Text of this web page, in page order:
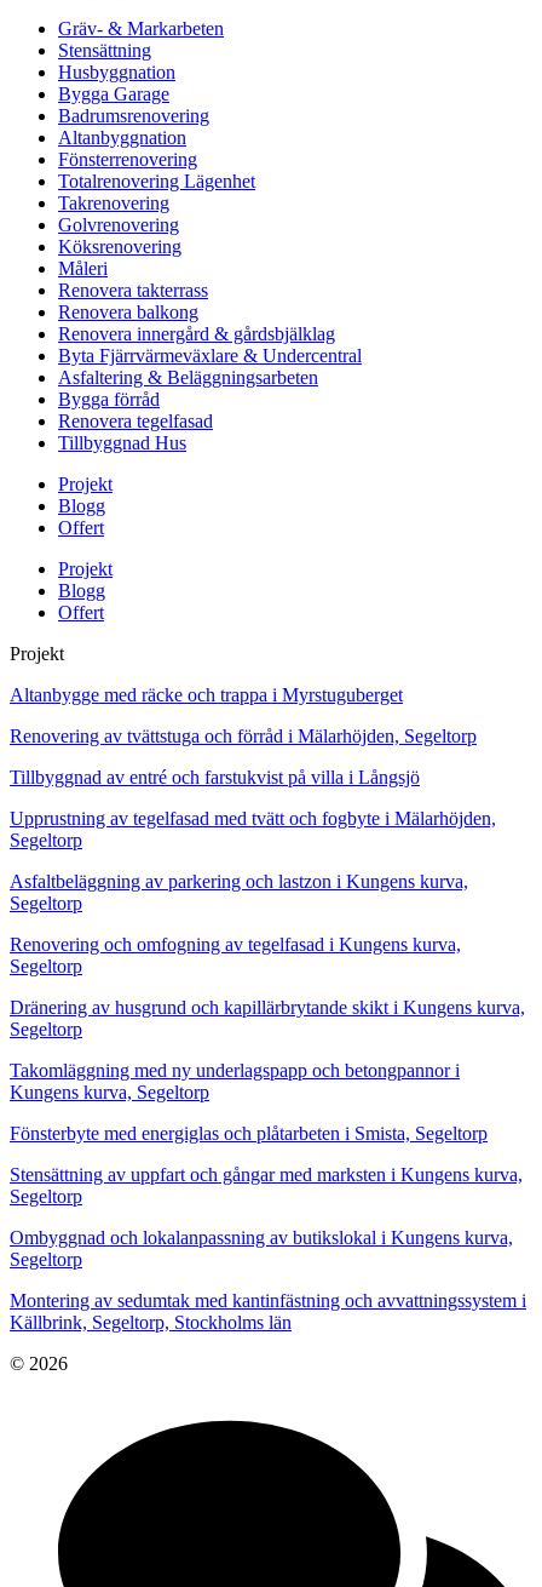
Gräv- & Markarbeten
Stensättning
Husbyggnation
Bygga Garage
Badrumsrenovering
Altanbyggnation
Fönsterrenovering
Totalrenovering Lägenhet
Takrenovering
Golvrenovering
Köksrenovering
Måleri
Renovera takterrass
Renovera balkong
Renovera innergård & gårdsbjälklag
Byta Fjärrvärmeväxlare & Undercentral
Asfaltering & Beläggningsarbeten
Bygga förråd
Renovera tegelfasad
Tillbyggnad Hus
Projekt
Blogg
Offert
Projekt
Blogg
Offert
Projekt
Altanbygge med räcke och trappa i Myrstuguberget
Renovering av tvättstuga och förråd i Mälarhöjden, Segeltorp
Tillbyggnad av entré och farstukvist på villa i Långsjö
Upprustning av tegelfasad med tvätt och fogbyte i Mälarhöjden,
Segeltorp
Asfaltbeläggning av parkering och lastzon i Kungens kurva,
Segeltorp
Renovering och omfogning av tegelfasad i Kungens kurva,
Segeltorp
Dränering av husgrund och kapillärbrytande skikt i Kungens kurva,
Segeltorp
Takomläggning med ny underlagspapp och betongpannor i
Kungens kurva, Segeltorp
Fönsterbyte med energiglas och plåtarbeten i Smista, Segeltorp
Stensättning av uppfart och gångar med marksten i Kungens kurva,
Segeltorp
Ombyggnad och lokalanpassning av butikslokal i Kungens kurva,
Segeltorp
Montering av sedumtak med kantinfästning och avvattningssystem i
Källbrink, Segeltorp, Stockholms län
© 2026